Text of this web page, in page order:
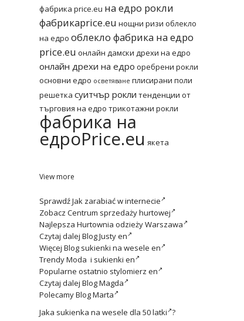
фабрика price.eu на едро рокли
фабрикаprice.eu нощни ризи облекло
на едро облекло фабрика на едро
price.eu онлайн дамски дрехи на едро
онлайн дрехи на едро оребрени рокли
основни едро осветяване плисирани поли
решетка суитчър рокли тенденции от
търговия на едро трикотажни рокли
фабрика на
едроPrice.eu якета
View more
SprawdźJak zarabiać w internecie
Zobacz Centrum sprzedaży hurtowej
Najlepsza Hurtownia odzieży Warszawa
Czytaj dalej Blog Justy en
Więcej Blog sukienki na wesele en
TrendyModa i sukienki en
Popularne ostatnio stylomierz en
Czytaj dalej Blog Magda
PolecamyBlog Marta
Jaka sukienka na wesele dla 50 latki ?